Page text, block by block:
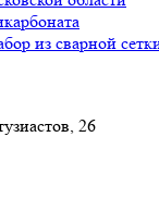
из сварной
26